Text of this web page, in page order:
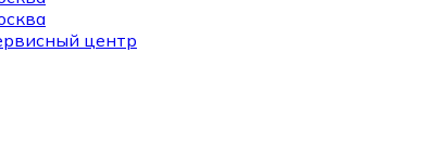
центр